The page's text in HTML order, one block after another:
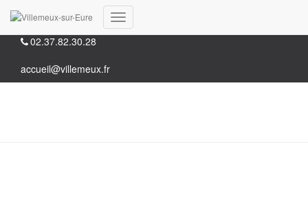
35, Grande rue 28210 Villemeux-sur-Eure
02.37.82.30.28
accueil@villemeux.fr
Déplier